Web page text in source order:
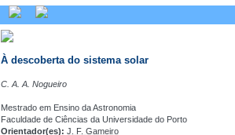
À descoberta do sistema solar
C. A. A. Nogueiro
Mestrado em Ensino da Astronomia
Faculdade de Ciências da Universidade do Porto
Orientador(es): J. F. Gameiro